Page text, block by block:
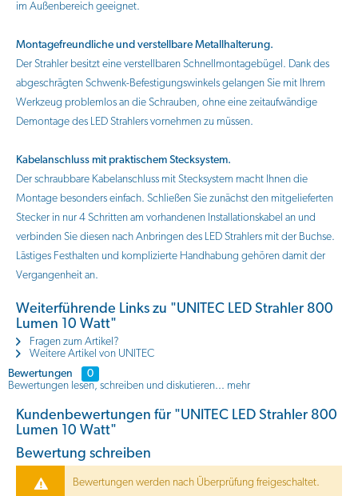
im Außenbereich geeignet.
Montagefreundliche und verstellbare Metallhalterung.
Der Strahler besitzt eine verstellbaren Schnellmontagebügel. Dank des
abgeschrägten Schwenk-Befestigungswinkels gelangen Sie mit Ihrem
Werkzeug problemlos an die Schrauben, ohne eine zeitaufwändige
Demontage des LED Strahlers vornehmen zu müssen.
Kabelanschluss mit praktischem Stecksystem.
Der schraubbare Kabelanschluss mit Stecksystem macht Ihnen die
Montage besonders einfach. Schließen Sie zunächst den mitgelieferten
Stecker in nur 4 Schritten am vorhandenen Installationskabel an und
verbinden Sie diesen nach Anbringen des LED Strahlers mit der Buchse.
Lästiges Festhalten und komplizierte Handhabung gehören damit der
Vergangenheit an.
Weiterführende Links zu "UNITEC LED Strahler 800
Lumen 10 Watt"
Fragen zum Artikel?
Weitere Artikel von UNITEC
Bewertungen
0
Bewertungen lesen, schreiben und diskutieren... mehr
Kundenbewertungen für "UNITEC LED Strahler 800
Lumen 10 Watt"
Bewertung schreiben
Bewertungen werden nach Überprüfung freigeschaltet.